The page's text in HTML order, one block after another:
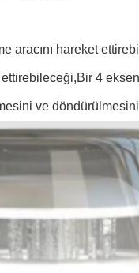
aracını hareket
4
ve